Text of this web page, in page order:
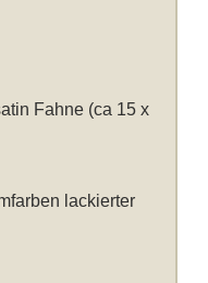
Fahne (ca 15 x
lackierter